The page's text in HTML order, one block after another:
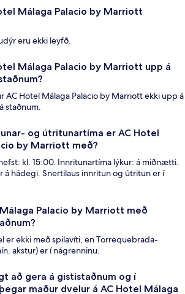
Málaga Palacio by Marriott
eru ekki leyfð.
Málaga Palacio by Marriott upp á
AC Hotel Málaga Palacio by Marriott ekki upp á
staðnum.
og útritunartíma er AC Hotel
by Marriott með?
kl. 15:00. Innritunartíma lýkur: á miðnætti.
á hádegi. Snertilaus innritun og útritun er í
Palacio by Marriott með
er ekki með spilavíti, en Torrequebrada-
akstur) er í nágrenninu.
að gera á gististaðnum og í
maður dvelur á AC Hotel Málaga